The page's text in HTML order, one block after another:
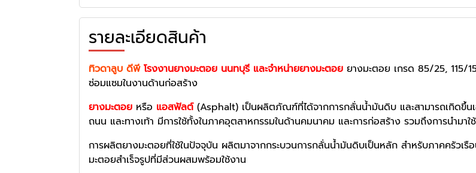
รายละเอียดสินค้า
ทิวดาลูบ ดีพี โรงงานยางมะตอย นนทบุรี และจำหน่ายยางมะตอย ยางมะตอย เกรด 85/25, 115/
ซ่อมแซมในงานด้านก่อสร้าง
ยางมะตอย หรือ แอสฟัลต์(Asphalt) เป็นผลิตภัณฑ์ที่ได้จากการกลั่นน้ำมันดิบ และสามารถเกิดขึ้
ถนน และทางเท้า มีการใช้ทั้งในภาคอุตสาหกรรมในด้านคมนาคม และการก่อสร้าง รวมถึงการนำมา
การผลิตยางมะตอยที่ใช้ในปัจจุบัน ผลิตมาจากกระบวนการกลั่นน้ำมันดิบเป็นหลัก สำหรับภาคครัวเรื
มะตอยสำเร็จรูปที่มีส่วนผสมพร้อมใช้งาน